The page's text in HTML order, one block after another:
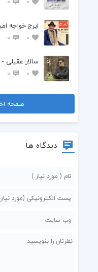
ایرج خواجه
0
0
سالار عقیلی -
0
0
صفحه
دیدگاه ها